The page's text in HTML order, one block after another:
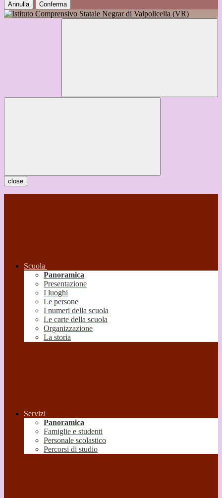
Annulla Conferma
close
Scuola
Panoramica
Presentazione
I luoghi
Le persone
I numeri della scuola
Le carte della scuola
Organizzazione
La storia
Servizi
Panoramica
Famiglie e studenti
Personale scolastico
Percorsi di studio